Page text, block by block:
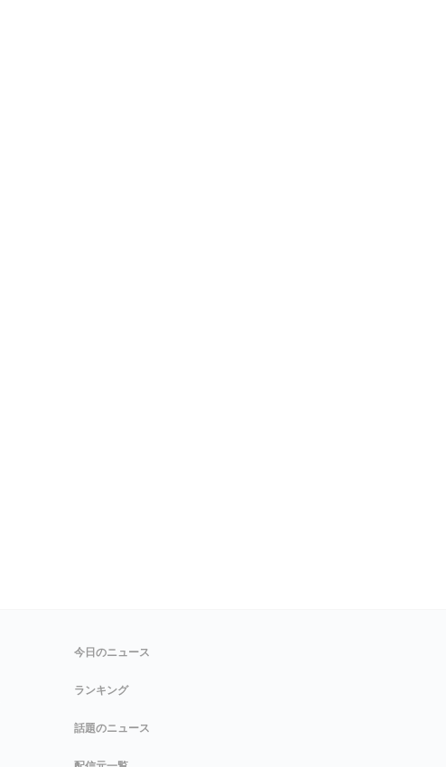
今日のニュース
ランキング
話題のニュース